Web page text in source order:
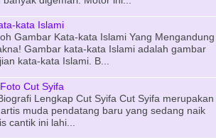
kata Islami
Gambar Kata-kata Islami Yang Mengandung
Gambar kata-kata Islami adalah gambar
kata-kata Islami. B...
Cut Syifa
Lengkap Cut Syifa Cut Syifa merupakan
muda pendatang baru yang sedang naik
cantik ini lahi...